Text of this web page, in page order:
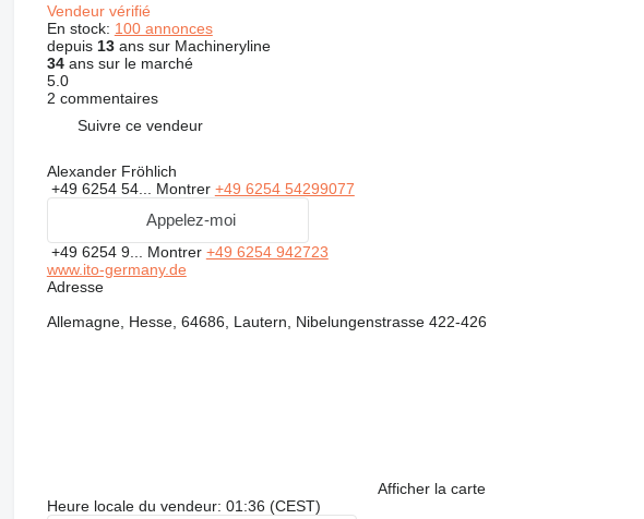
Vendeur vérifié
En stock: 100 annonces
depuis 13ans sur Machineryline
34ans sur le marché
5.0
2 commentaires
Suivre ce vendeur
Alexander Fröhlich
+49 6254 54... Montrer +49 6254 54299077
Appelez-moi
+49 6254 9... Montrer +49 6254 942723
www.ito-germany.de
Adresse
Allemagne, Hesse, 64686, Lautern, Nibelungenstrasse 422-426
Afficher la carte
Heure locale du vendeur: 01:36 (CEST)